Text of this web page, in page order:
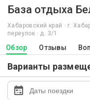
База отдыха
Хабаровский край · г.
переулок · д. 3/1
Обзор Отзывы
Варианты